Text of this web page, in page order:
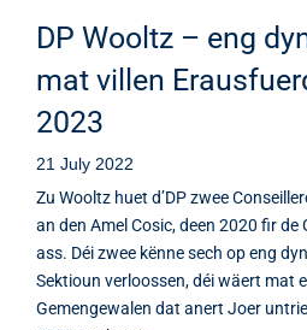
DP Wooltz – eng
mat villen
2023
21 July 2022
Zu Wooltz huet d’DP zwee
an den Amel Cosic, deen 2020 fir de
ass. Déi zwee kënne sech op eng
Sektioun verloossen, déi wäert mat
Gemengewalen dat anert Joer